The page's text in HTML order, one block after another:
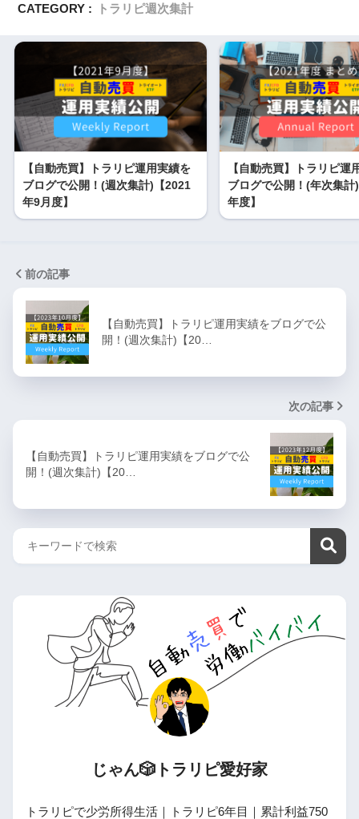
CATEGORY : トラリピ週次集計
【自動売買】トラリピ運用実績を
ブログで公開！(週次集計)【2021
年9月度】
【自動売買】トラリピ運
ブログで公開！(年次集計
年度】
前の記事
【自動売買】トラリピ運用実績をブログで公
開！(週次集計)【20…
次の記事
【自動売買】トラリピ運用実績をブログで公
開！(週次集計)【20…
じゃん🎲トラリピ愛好家
トラリピで少労所得生活｜トラリピ6年目｜累計利益750